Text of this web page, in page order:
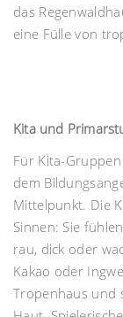
das
eine Fülle von
Kita und
Für Kita-
dem
Mittelpunkt. Die
Sinnen: Sie
rau, dick oder
Kakao oder
Tropenhaus und